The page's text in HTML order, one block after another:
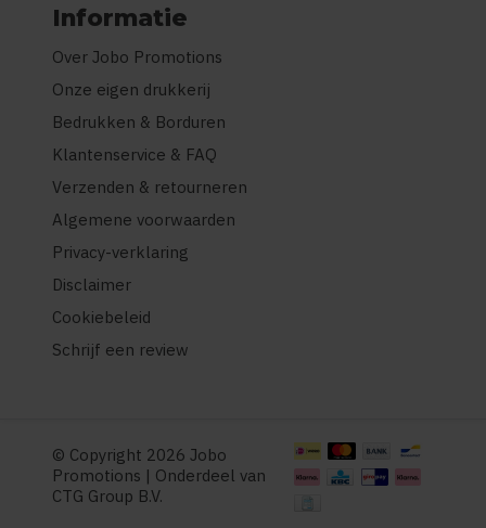
Informatie
Over Jobo Promotions
Onze eigen drukkerij
Bedrukken & Borduren
Klantenservice & FAQ
Verzenden & retourneren
Algemene voorwaarden
Privacy-verklaring
Disclaimer
Cookiebeleid
Schrijf een review
© Copyright 2026 Jobo
Promotions | Onderdeel van
CTG Group B.V.